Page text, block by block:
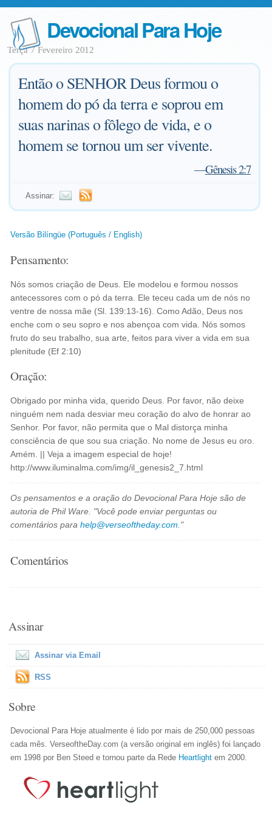
Devocional Para Hoje
Terça 7 Fevereiro 2012
Então o SENHOR Deus formou o
homem do pó da terra e soprou em
suas narinas o fôlego de vida, e o
homem se tornou um ser vivente.
—Gênesis 2:7
Assinar:
Versão Bilíngüe (Português / English)
Pensamento:
Nós somos criação de Deus. Ele modelou e formou nossos
antecessores com o pó da terra. Ele teceu cada um de nós no
ventre de nossa mãe (Sl. 139:13-16). Como Adão, Deus nos
enche com o seu sopro e nos abençoa com vida. Nós somos
fruto do seu trabalho, sua arte, feitos para viver a vida em sua
plenitude (Ef 2:10)
Oração:
Obrigado por minha vida, querido Deus. Por favor, não deixe
ninguém nem nada desviar meu coração do alvo de honrar ao
Senhor. Por favor, não permita que o Mal distorça minha
consciência de que sou sua criação. No nome de Jesus eu oro.
Amém. || Veja a imagem especial de hoje!
http://www.iluminalma.com/img/il_genesis2_7.html
Os pensamentos e a oração do Devocional Para Hoje são de
autoria de Phil Ware. "Você pode enviar perguntas ou
comentários parahelp@verseoftheday.com ."
Comentários
Assinar
Assinar via Email
RSS
Sobre
Devocional Para Hoje atualmente é lido por mais de 250,000 pessoas
cada mês. VerseoftheDay.com (a versão original em inglês) foi lançado
em 1998 por Ben Steed e tornou parte da Rede Heartlight em 2000.